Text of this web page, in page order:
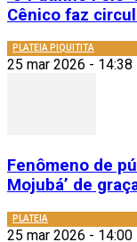
Cênico faz
PLATEIA PIQUITITA
25 mar 2026 - 14:38
Fenômeno de
Mojubá’ de
PLATEIA
25 mar 2026 - 14:00